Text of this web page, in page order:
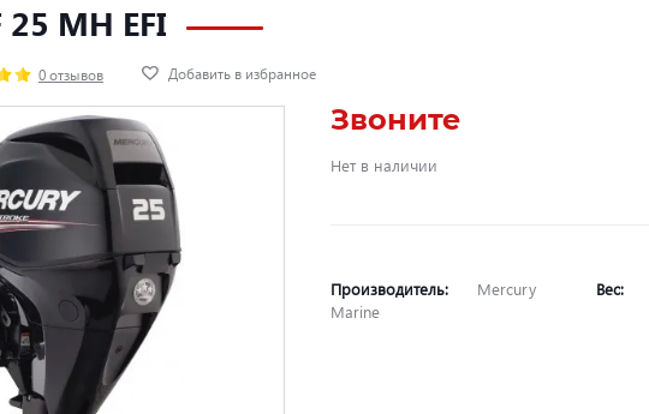
MH EFI
0 отзывов Добавить в избранное
Звоните
Нет в наличии
Производитель:
Mercury
Marine
Вес: